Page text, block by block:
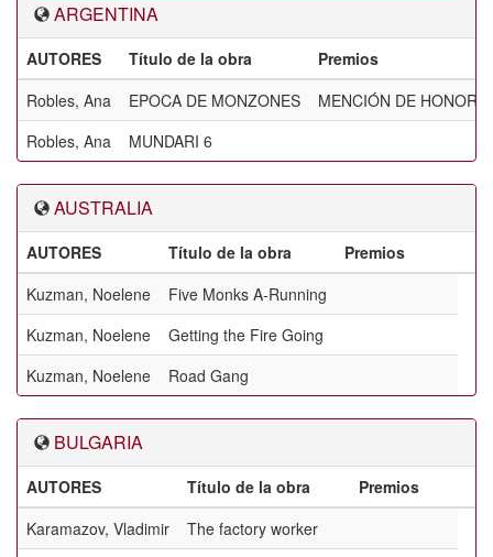
ARGENTINA
AUTORES Título de la obra
Premios
Robles, Ana
EPOCA DE MONZONES
MENCIÓN DE HONOR
Robles, Ana
MUNDARI 6
AUSTRALIA
AUTORES Título de la obra
Premios
Kuzman, Noelene
Five Monks A-Running
Kuzman, Noelene
Getting the Fire Going
Kuzman, Noelene
Road Gang
BULGARIA
AUTORES Título de la obra
Premios
Karamazov, Vladimir
The factory worker